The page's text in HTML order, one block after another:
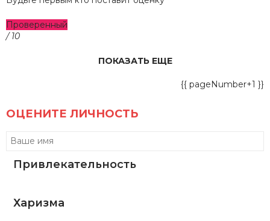
Проверенный
/ 10
ПОКАЗАТЬ ЕЩЕ
{{ pageNumber+1 }}
ОЦЕНИТЕ ЛИЧНОСТЬ
Привлекательность
Харизма